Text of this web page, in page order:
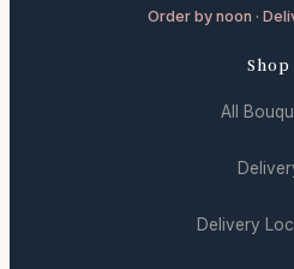
Order by noon ·
Shop
All
Delivery